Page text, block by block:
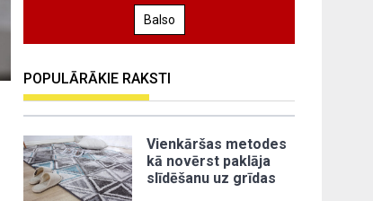
Balso
POPULĀRĀKIE RAKSTI
Vienkāršas metodes
kā novērst paklāja
slīdēšanu uz grīdas